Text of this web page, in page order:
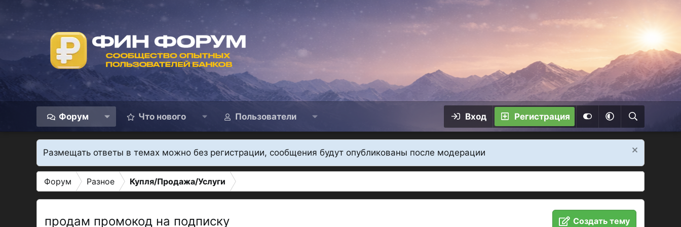
Форум Что нового Пользователи Вход Регистрация
Размещать ответы в темах можно без регистрации, сообщения будут опубликованы после модерации
Форум Разное Купля/Продажа/Услуги
продам промокод на подписку
Создать тему